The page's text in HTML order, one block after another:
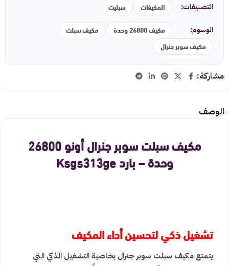
التصنيفات: المكيفات سبليت
الوسوم: مكيف 26800 وحدة
مكيف سبلت
مكيف سوبر جنرال
مشاركة:
الوصف
مكيف سبلت سوبر جنرال أونو 26800
وحدة – بارد Ksgs313ge
تشغيل ذكي لتحسين أداء المكيف
يتمتع مكيف سبلت سوبر جنرال بخاصية التشغيل الذكي التي